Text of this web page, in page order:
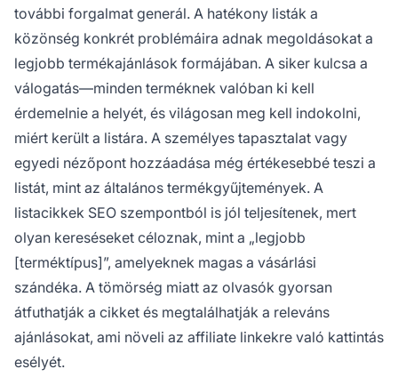
további forgalmat generál. A hatékony listák a
közönség konkrét problémáira adnak megoldásokat a
legjobb termékajánlások formájában. A siker kulcsa a
válogatás—minden terméknek valóban ki kell
érdemelnie a helyét, és világosan meg kell indokolni,
miért került a listára. A személyes tapasztalat vagy
egyedi nézőpont hozzáadása még értékesebbé teszi a
listát, mint az általános termékgyűjtemények. A
listacikkek SEO szempontból is jól teljesítenek, mert
olyan kereséseket céloznak, mint a „legjobb
[terméktípus]”, amelyeknek magas a vásárlási
szándéka. A tömörség miatt az olvasók gyorsan
átfuthatják a cikket és megtalálhatják a releváns
ajánlásokat, ami növeli az affiliate linkekre való kattintás
esélyét.